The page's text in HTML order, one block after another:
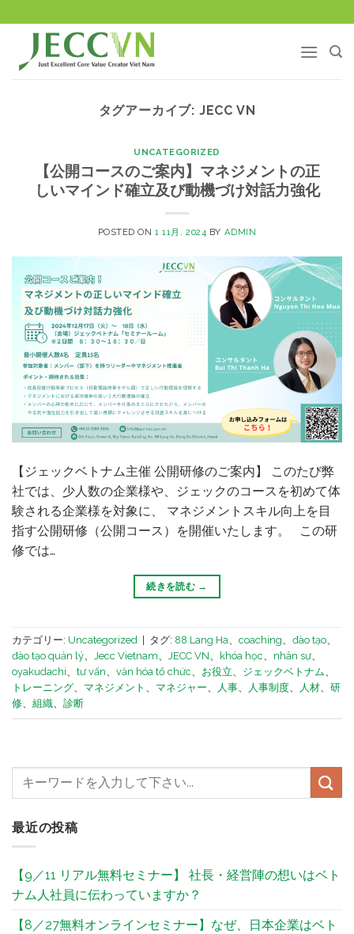
to
content
タグアーカイブ: JECC VN
UNCATEGORIZED
【公開コースのご案内】マネジメントの正
しいマインド確立及び動機づけ対話力強化
POSTED ON1 11月, 2024 BY ADMIN
【ジェックベトナム主催 公開研修のご案内】 このたび弊
社では、少人数の企業様や、ジェックのコースを初めて体
験される企業様を対象に、 マネジメントスキル向上を目
指す公開研修（公開コース）を開催いたします。 この研
修では…
続きを読む →
カテゴリー: Uncategorized タグ: 88 Lang Ha、 coaching、 đào tạo、
đào tạo quản lý、 Jecc Vietnam、 JECC VN、 khóa học、 nhân sự、
oyakudachi、 tư vấn、 văn hóa tổ chức、 お役立、 ジェックベトナム、
トレーニング、 マネジメント 、 マネジャー、 人事、 人事制度、 人材、 研
修、 組織、 診断
最近の投稿
【9／11 リアル無料セミナー】 社長・経営陣の想いはベト
ナム人社員に伝わっていますか？
【8／27無料オンラインセミナー】なぜ、日本企業はベト